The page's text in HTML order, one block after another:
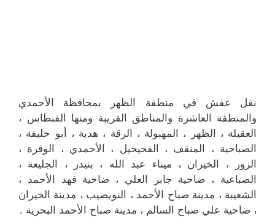
نقل عفش في منطقة الظهر بمحافظة الأحمدي
والمنطقة العاشرة والمناطق القريبة ‎ومنها الفنطاس ،
العقيلة ، الظهر ، المهبولة ، الرقة ، هدية ، أبو حليفة ،
الصباحية ، المنقف ، الفحيحيل ، الأحمدي ، الوفرة ،
الزور ، الخيران ، ميناء عبد الله ، بنيدر ، الجليعة ،
الضباعية ، ضاحية جابر العلي ، ضاحية فهد الأحمد ،
الشعيبة ، مدينة صباح الأحمد ، النويصيب ، مدينة الخيران
، ضاحية علي صباح السالم ، مدينة صباح الأحمد البحرية .